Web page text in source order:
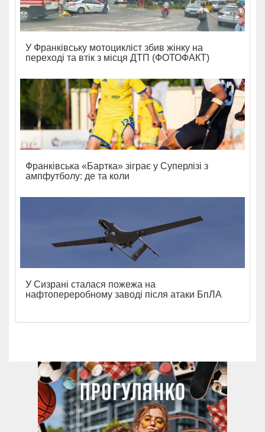
У Франківську мотоцикліст збив жінку на
переході та втік з місця ДТП (ФОТОФАКТ)
Франківська «Бартка» зіграє у Суперлізі з
ампфутболу: де та коли
У Сизрані сталася пожежа на
нафтопереробному заводі після атаки БпЛА